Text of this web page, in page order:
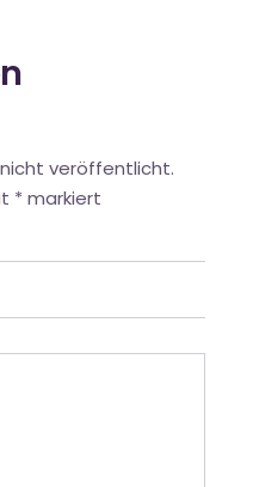
veröffentlicht.
* markiert